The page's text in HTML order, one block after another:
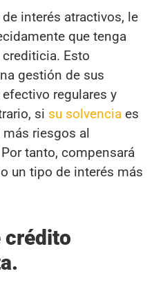
interés atractivos, le
que tenga
Esto
gestión de sus
regulares y
si su solvencia es
riesgos al
tanto, compensará
un tipo de interés más
crédito